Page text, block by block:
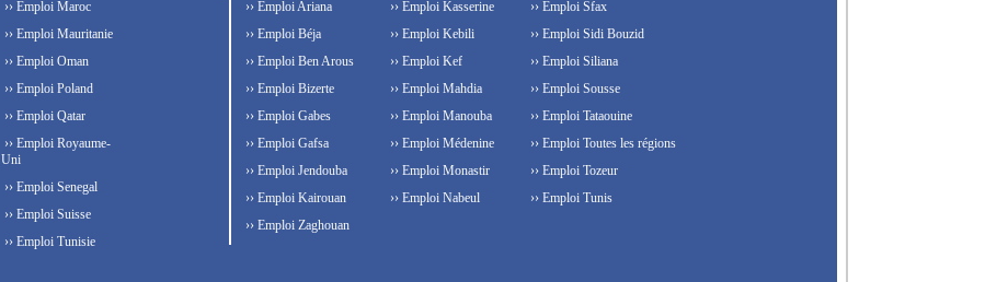
›› Emploi Maroc
›› Emploi Mauritanie
›› Emploi Oman
›› Emploi Poland
›› Emploi Qatar
›› Emploi Royaume-
Uni
›› Emploi Senegal
›› Emploi Suisse
›› Emploi Tunisie
›› Emploi Ariana
›› Emploi Béja
›› Emploi Ben Arous
›› Emploi Bizerte
›› Emploi Gabes
›› Emploi Gafsa
›› Emploi Jendouba
›› Emploi Kairouan
›› Emploi Kasserine
›› Emploi Kebili
›› Emploi Kef
›› Emploi Mahdia
›› Emploi Manouba
›› Emploi Médenine
›› Emploi Monastir
›› Emploi Nabeul
›› Emploi Sfax
›› Emploi Sidi Bouzid
›› Emploi Siliana
›› Emploi Sousse
›› Emploi Tataouine
›› Emploi Toutes les régions
›› Emploi Tozeur
›› Emploi Tunis
›› Emploi Zaghouan